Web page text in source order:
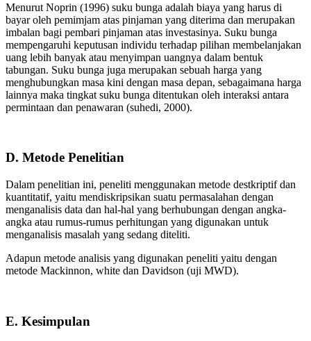
Menurut Noprin (1996) suku bunga adalah biaya yang harus di
bayar oleh pemimjam atas pinjaman yang diterima dan merupakan
imbalan bagi pembari pinjaman atas investasinya. Suku bunga
mempengaruhi keputusan individu terhadap pilihan membelanjakan
uang lebih banyak atau menyimpan uangnya dalam bentuk
tabungan. Suku bunga juga merupakan sebuah harga yang
menghubungkan masa kini dengan masa depan, sebagaimana harga
lainnya maka tingkat suku bunga ditentukan oleh interaksi antara
permintaan dan penawaran (suhedi, 2000).
D. Metode Penelitian
Dalam penelitian ini, peneliti menggunakan metode destkriptif dan
kuantitatif, yaitu mendiskripsikan suatu permasalahan dengan
menganalisis data dan hal-hal yang berhubungan dengan angka-
angka atau rumus-rumus perhitungan yang digunakan untuk
menganalisis masalah yang sedang diteliti.
Adapun metode analisis yang digunakan peneliti yaitu dengan
metode Mackinnon, white dan Davidson (uji MWD).
E. Kesimpulan